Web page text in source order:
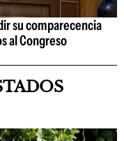
su comparecencia
al Congreso